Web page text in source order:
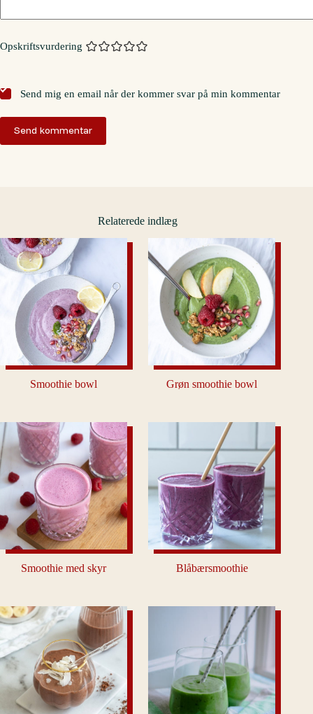
Opskriftsvurdering
Send mig en email når der kommer svar på min kommentar
Send kommentar
Relaterede indlæg
Smoothie bowl Grøn smoothie bowl
Smoothie med skyr Blåbærsmoothie